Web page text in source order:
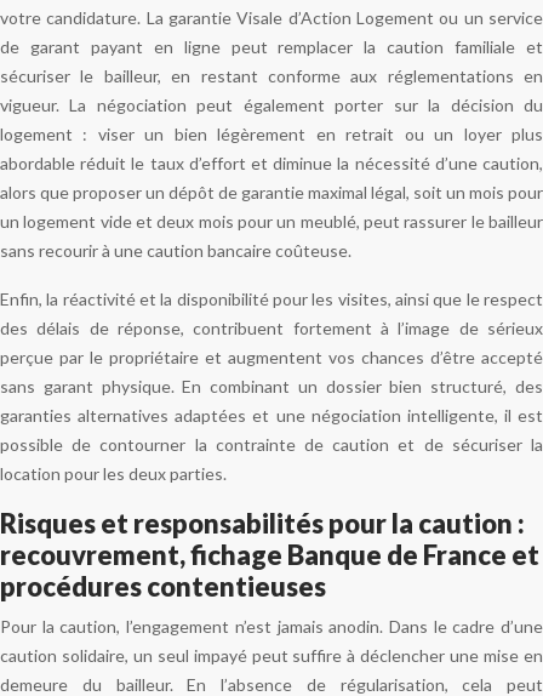
votre candidature. La garantie Visale d’Action Logement ou un service
de garant payant en ligne peut remplacer la caution familiale et
sécuriser le bailleur, en restant conforme aux réglementations en
vigueur. La négociation peut également porter sur la décision du
logement : viser un bien légèrement en retrait ou un loyer plus
abordable réduit le taux d’effort et diminue la nécessité d’une caution,
alors que proposer un dépôt de garantie maximal légal, soit un mois pour
un logement vide et deux mois pour un meublé, peut rassurer le bailleur
sans recourir à une caution bancaire coûteuse.
Enfin, la réactivité et la disponibilité pour les visites, ainsi que le respect
des délais de réponse, contribuent fortement à l’image de sérieux
perçue par le propriétaire et augmentent vos chances d’être accepté
sans garant physique. En combinant un dossier bien structuré, des
garanties alternatives adaptées et une négociation intelligente, il est
possible de contourner la contrainte de caution et de sécuriser la
location pour les deux parties.
Risques et responsabilités pour la caution :
recouvrement, fichage Banque de France et
procédures contentieuses
Pour la caution, l’engagement n’est jamais anodin. Dans le cadre d’une
caution solidaire, un seul impayé peut suffire à déclencher une mise en
demeure du bailleur. En l’absence de régularisation, cela peut